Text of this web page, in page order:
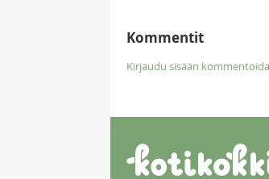
Kommentit
Kirjaudu sisään